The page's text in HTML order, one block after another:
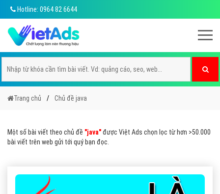
Hotline: 0964 82 6644
Trang chủ Chủ đề java
Một số bài viết theo chủ đề "java"được Việt Ads chọn lọc từ hơn >50.000
bài viết trên web gửi tới quý bạn đọc.